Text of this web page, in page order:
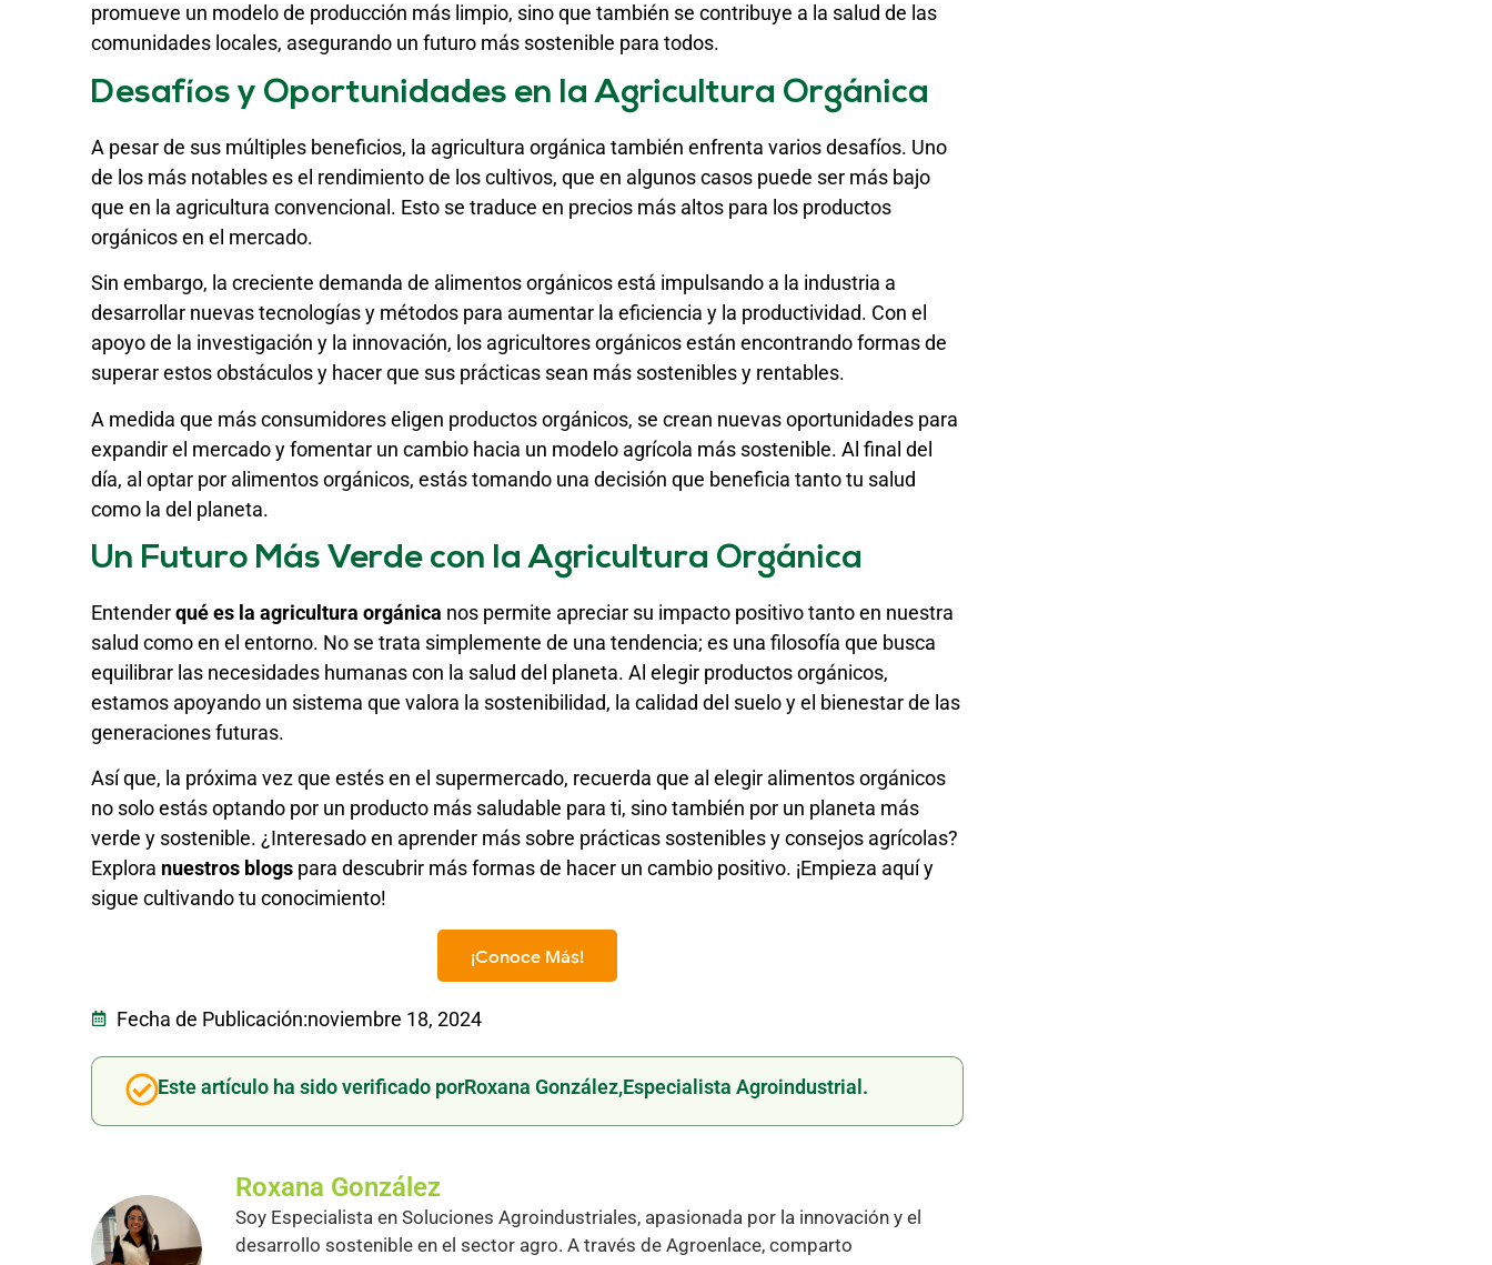
promueve un modelo de producción más limpio, sino que también se contribuye a la salud de las
comunidades locales, asegurando un futuro más sostenible para todos.
Desafíos y Oportunidades en la Agricultura Orgánica
A pesar de sus múltiples beneficios, la agricultura orgánica también enfrenta varios desafíos. Uno
de los más notables es el rendimiento de los cultivos, que en algunos casos puede ser más bajo
que en la agricultura convencional. Esto se traduce en precios más altos para los productos
orgánicos en el mercado.
Sin embargo, la creciente demanda de alimentos orgánicos está impulsando a la industria a
desarrollar nuevas tecnologías y métodos para aumentar la eficiencia y la productividad. Con el
apoyo de la investigación y la innovación, los agricultores orgánicos están encontrando formas de
superar estos obstáculos y hacer que sus prácticas sean más sostenibles y rentables.
A medida que más consumidores eligen productos orgánicos, se crean nuevas oportunidades para
expandir el mercado y fomentar un cambio hacia un modelo agrícola más sostenible. Al final del
día, al optar por alimentos orgánicos, estás tomando una decisión que beneficia tanto tu salud
como la del planeta.
Un Futuro Más Verde con la Agricultura Orgánica
Entenderqué es la agricultura orgánica nos permite apreciar su impacto positivo tanto en nuestra
salud como en el entorno. No se trata simplemente de una tendencia; es una filosofía que busca
equilibrar las necesidades humanas con la salud del planeta. Al elegir productos orgánicos,
estamos apoyando un sistema que valora la sostenibilidad, la calidad del suelo y el bienestar de las
generaciones futuras.
Así que, la próxima vez que estés en el supermercado, recuerda que al elegir alimentos orgánicos
no solo estás optando por un producto más saludable para ti, sino también por un planeta más
verde y sostenible. ¿Interesado en aprender más sobre prácticas sostenibles y consejos agrícolas?
Explora nuestros blogs para descubrir más formas de hacer un cambio positivo. ¡Empieza aquí y
sigue cultivando tu conocimiento!
¡Conoce Más!
Fecha de Publicación:noviembre 18, 2024
Este artículo ha sido verificado porRoxana González,Especialista Agroindustrial.
Roxana González
Soy Especialista en Soluciones Agroindustriales, apasionada por la innovación y el
desarrollo sostenible en el sector agro. A través de Agroenlace, comparto